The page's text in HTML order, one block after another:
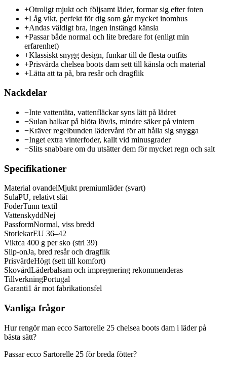
+Otroligt mjukt och följsamt läder, formar sig efter foten
+Låg vikt, perfekt för dig som går mycket inomhus
+Andas väldigt bra, ingen instängd känsla
+Passar både normal och lite bredare fot (enligt min
erfarenhet)
+Klassiskt snygg design, funkar till de flesta outfits
+Prisvärda chelsea boots dam sett till känsla och material
+Lätta att ta på, bra resår och dragflik
Nackdelar
−Inte vattentäta, vattenfläckar syns lätt på lädret
−Sulan halkar på blöta löv/is, mindre säker på vintern
−Kräver regelbunden lädervård för att hålla sig snygga
−Inget extra vinterfoder, kallt vid minusgrader
−Slits snabbare om du utsätter dem för mycket regn och salt
Specifikationer
Material ovandelMjukt premiumläder (svart)
SulaPU, relativt slät
FoderTunn textil
VattenskyddNej
PassformNormal, viss bredd
StorlekarEU 36–42
Viktca 400 g per sko (strl 39)
Slip-onJa, bred resår och dragflik
PrisvärdeHögt (sett till komfort)
SkovårdLäderbalsam och impregnering rekommenderas
TillverkningPortugal
Garanti1 år mot fabrikationsfel
Vanliga frågor
Hur rengör man ecco Sartorelle 25 chelsea boots dam i läder på
bästa sätt?
Passar ecco Sartorelle 25 för breda fötter?